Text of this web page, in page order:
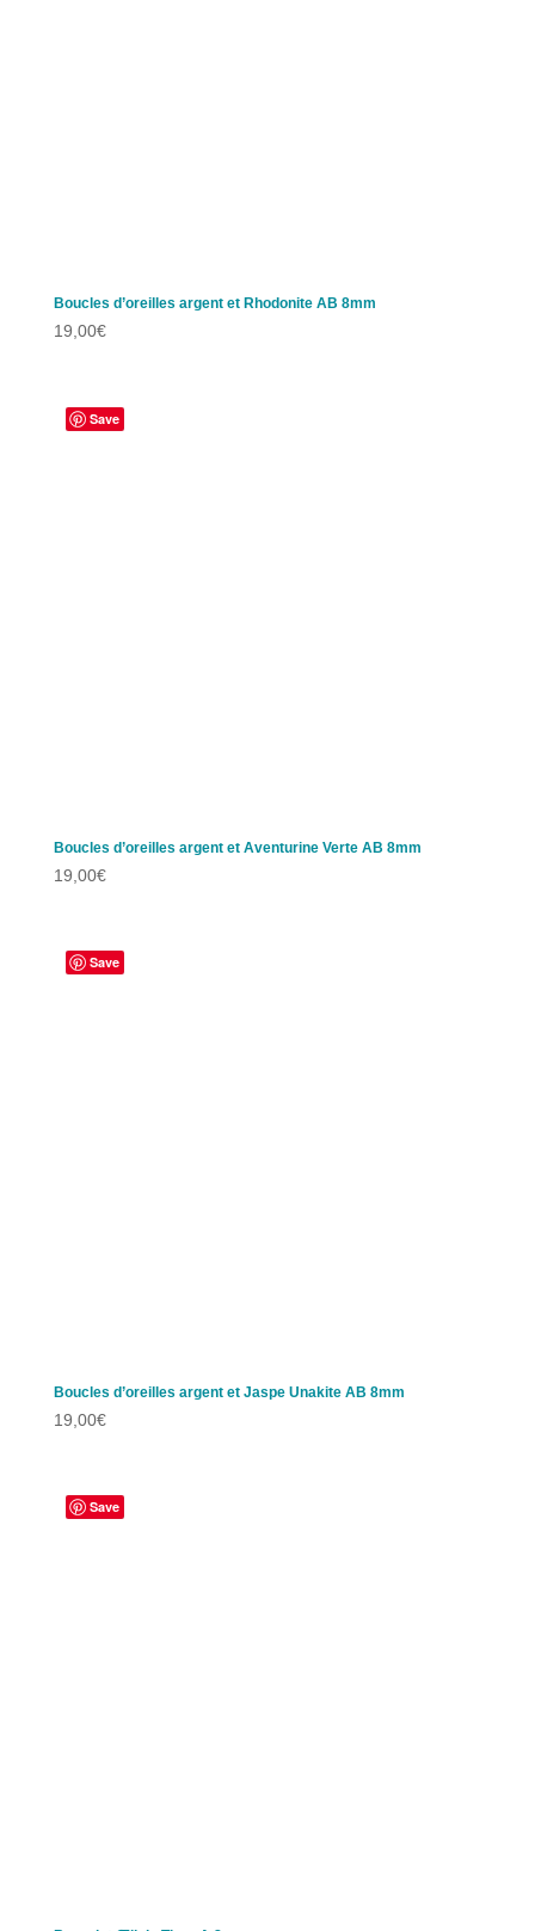
Boucles d’oreilles argent et Rhodonite AB 8mm
19,00€
Save
Boucles d’oreilles argent et Aventurine Verte AB 8mm
19,00€
Save
Boucles d’oreilles argent et Jaspe Unakite AB 8mm
19,00€
Save